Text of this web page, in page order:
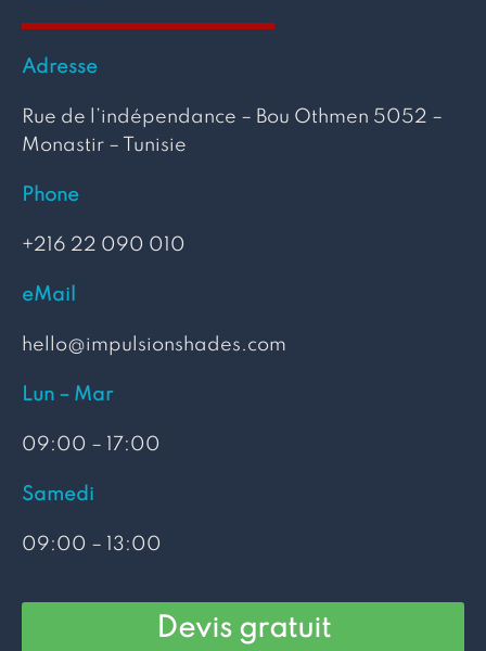
Adresse
Rue de l’indépendance – Bou Othmen 5052 –
Monastir – Tunisie
Phone
+216 22 090 010
eMail
hello@impulsionshades.com
Lun – Mar
09:00 – 17:00
Samedi
09:00 – 13:00
Devis gratuit